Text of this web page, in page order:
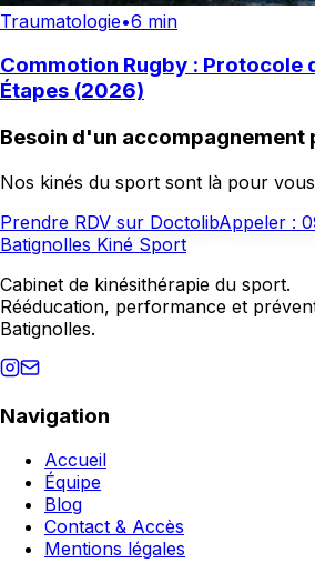
Traumatologie•6 min
Commotion Rugby : Protocole
Étapes (2026)
Besoin d'un accompagnement
Nos kinés du sport sont là pour
Prendre RDV sur DoctolibAppeler :
Batignolles Kiné Sport
Cabinet de kinésithérapie du sport.
Rééducation, performance et
Batignolles.
Navigation
Accueil
Équipe
Blog
Contact & Accès
Mentions légales